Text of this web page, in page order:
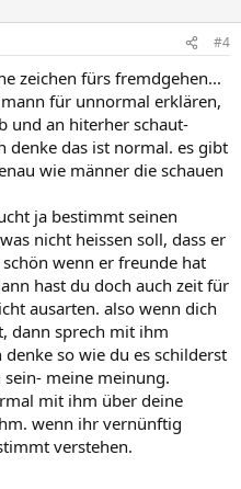
#4
zeichen fürs fremdgehen...
für unnormal erklären,
und an hiterher schaut-
denke das ist normal. es gibt
wie männer die schauen
ja bestimmt seinen
nicht heissen soll, dass er
wenn er freunde hat
hast du doch auch zeit für
ausarten. also wenn dich
dann sprech mit ihm
so wie du es schilderst
meine meinung.
mit ihm über deine
wenn ihr vernünftig
verstehen.